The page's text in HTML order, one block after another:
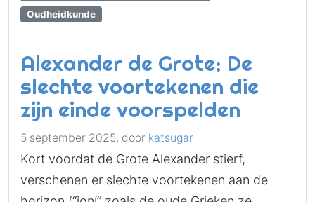
Oudheidkunde
Alexander de Grote: De
slechte voortekenen die
zijn einde voorspelden
5 september 2025, door katsugar
Kort voordat de Grote Alexander stierf,
verschenen er slechte voortekenen aan de